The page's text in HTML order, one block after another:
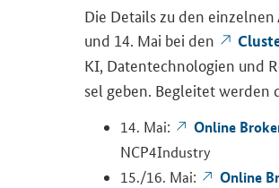
Die De­tails zu den
und 14. Mai bei den
KI, Da­ten­tech­no­lo­gien und
sel geben. Be­glei­tet wer­den
14. Mai: On­line
NCP4Industry
15./16. Mai:
On­line